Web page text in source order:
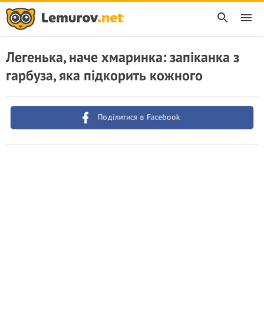
Легенька, наче хмаринка: запіканка з
гарбуза, яка підкорить кожного
Поділитися в Facebook